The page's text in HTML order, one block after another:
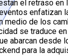
el retraso
enfatizan
de los
se traduce
abarcan desde
para la